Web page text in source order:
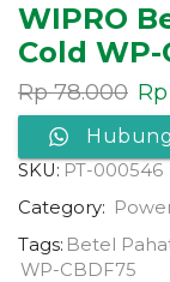
WIPRO
Cold WP-
Rp78.000 Rp
SKU: PT-000546
Category:
Tags: Betel
WP-CBDF75